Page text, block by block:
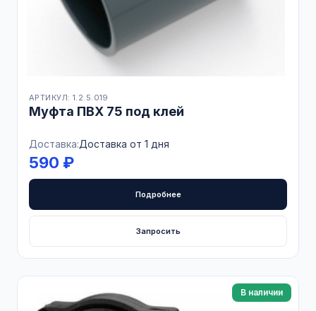
АРТИКУЛ: 1.2.5.019
Муфта ПВХ 75 под клей
Доставка:Доставка от 1 дня
590 ₽
Подробнее
Запросить
В наличии